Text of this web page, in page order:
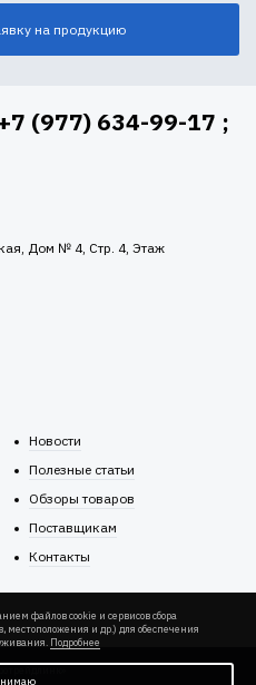
на продукцию
(977) 634-99-17 ;
Дом № 4, Стр. 4, Этаж
Новости
Полезные статьи
Обзоры товаров
Поставщикам
Контакты
файлов cookie и сервисов сбора
местоположения и др.) для обеспечения
Подробнее